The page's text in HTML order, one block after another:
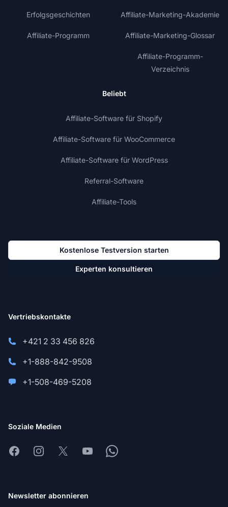
Erfolgsgeschichten
Affiliate-Programm
Affiliate-Marketing-Akademie
Affiliate-Marketing-Glossar
Affiliate-Programm-
Verzeichnis
Beliebt
Affiliate-Software für Shopify
Affiliate-Software für WooCommerce
Affiliate-Software für WordPress
Referral-Software
Affiliate-Tools
Kostenlose Testversion starten
Experten konsultieren
Vertriebskontakte
+421 2 33 456 826
+1-888-842-9508
+1-508-469-5208
Soziale Medien
FacebookInstagram
X YoutubeWhatsapp
Newsletter abonnieren